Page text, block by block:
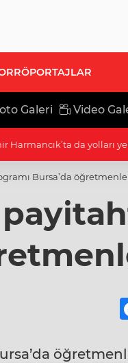
RÖPORTAJLAR
Galeri Video
Harmancık’ta da yolları
Bursa’da